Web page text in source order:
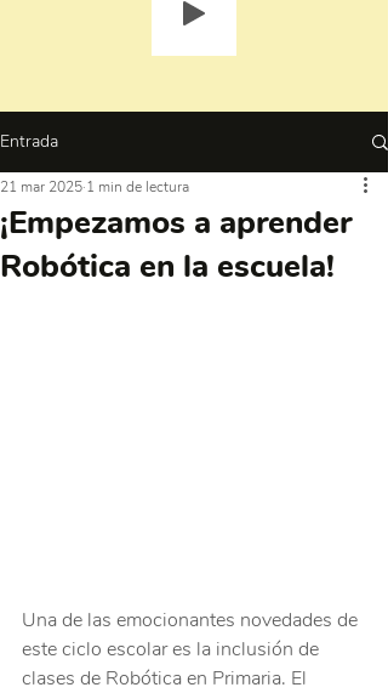
Entrada
¡Empezamos a aprender
Robótica en la escuela!
21 mar 2025 1 min de lectura
Una de las emocionantes novedades de
este ciclo escolar es la inclusión de
clases de Robótica en Primaria. El